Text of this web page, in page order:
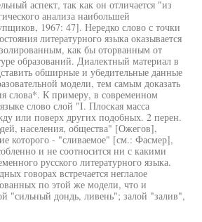
аспект, так как он отличается "из
анализа наибольшей
1967: 47]. Нередко слово с точки
литературного языка оказывается
как бы оторванным от
образований. Диалектный материал в
обширные и убедительные данные
модели, тем самым доказать
слова*. К примеру, в современном
слово слой "I. Плоская масса
или поверх других подобных. 2 перен.
населения, общества" [Ожегов],
которого - "сливаемое" [см.: Фасмер],
и не соотносится ни с какими
русского литературного языка.
говорах встречается неглалое
по этой же модели, что и
"сильный дондь, ливень"; залой "залив",